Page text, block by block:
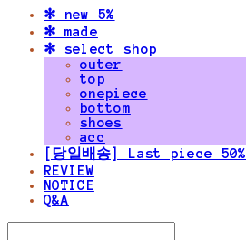
✻ new 5%
✻ made
✻ select shop
outer
top
onepiece
bottom
shoes
acc
[당일배송] Last piece 50%
REVIEW
NOTICE
Q&A